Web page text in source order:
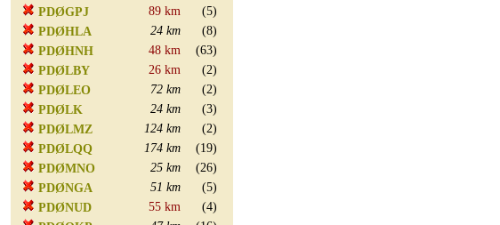
PDØGPJ
89 km
(5)
PDØHLA
24 km
(8)
PDØHNH
48 km
(63)
PDØLBY
26 km
(2)
PDØLEO
72 km
(2)
PDØLK
24 km
(3)
PDØLMZ
124 km
(2)
PDØLQQ
174 km
(19)
PDØMNO
25 km
(26)
PDØNGA
51 km
(5)
PDØNUD
55 km
(4)